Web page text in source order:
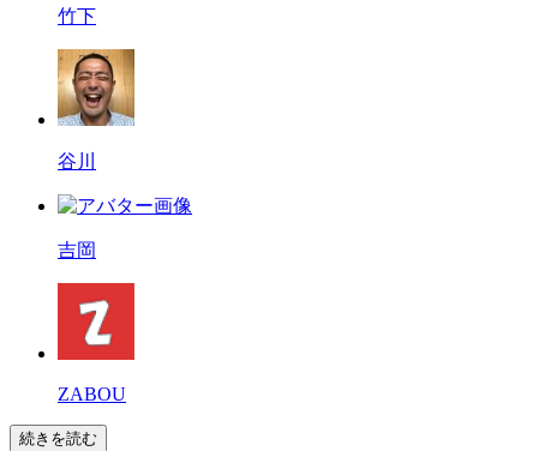
竹下
谷川
吉岡
ZABOU
続きを読む